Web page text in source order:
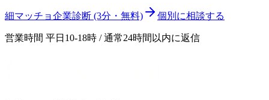
細マッチョ企業診断 (3分・無料) 個別に相談する
営業時間 平日10-18時 / 通常24時間以内に返信